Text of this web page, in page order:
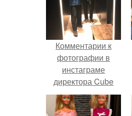
Комментарии к
фотографии в
инстаграме
директора Cube
Лим ёнуна.